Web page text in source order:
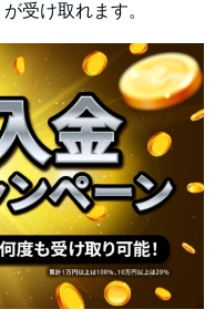
受け取れます。